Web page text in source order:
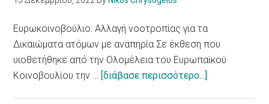
/Skellefteå
city
accessible
to
Ευρωκοινοβούλιο: Αλλαγή νοοτροπίας για τα
Δικαιώματα ατόμων με αναπηρία Σε έκθεση που
υιοθετήθηκε από την Ολομέλεια του Ευρωπαϊκού
Κοινοβουλίου την … [διάβασε περισσότερο...]